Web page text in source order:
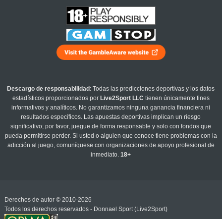
Descargo de responsabilidad : Todas las predicciones deportivas y los datos
estadísticos proporcionados por Live2Sport LLC tienen únicamente fines
informativos y analíticos. No garantizamos ninguna ganancia financiera ni
resultados específicos. Las apuestas deportivas implican un riesgo
significativo; por favor, juegue de forma responsable y solo con fondos que
pueda permitirse perder. Si usted o alguien que conoce tiene problemas con la
adicción al juego, comuníquese con organizaciones de apoyo profesional de
inmediato.18+
Derechos de autor © 2010-2026
Todos los derechos reservados - Donnael Sport (Live2Sport)